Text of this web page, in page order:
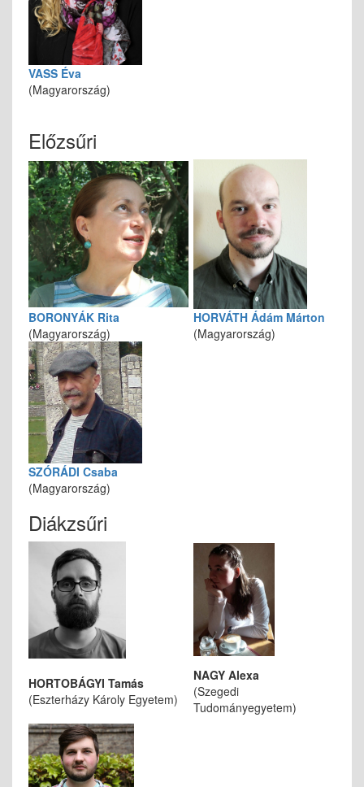
VASS Éva
(Magyarország)
Előzsűri
BORONYÁK Rita
(Magyarország)
HORVÁTH Ádám Márton
(Magyarország)
SZÓRÁDI Csaba
(Magyarország)
Diákzsűri
HORTOBÁGYI Tamás
(Eszterházy Károly Egyetem)
NAGY Alexa
(Szegedi
Tudományegyetem)